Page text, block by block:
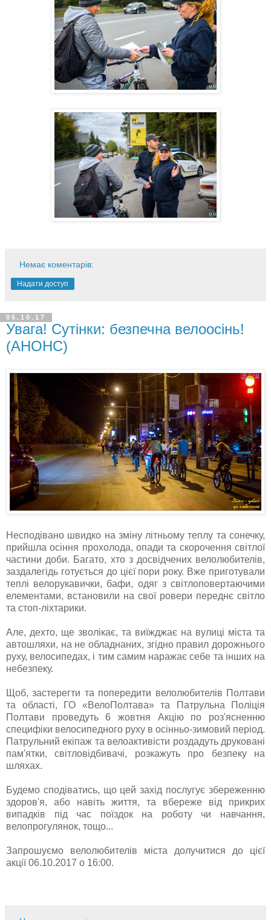
Немає коментарів:
Надати доступ
05.10.17
Увага! Cутінки: безпечна велоосінь!
(АНОНС)
Несподівано швидко на зміну літньому теплу та сонечку,
прийшла осіння прохолода, опади та скорочення світлої
частини доби. Багато, хто з досвідчених велолюбителів,
заздалегідь готується до цієї пори року. Вже приготували
теплі велорукавички, бафи, одяг з світлоповертаючими
елементами, встановили на свої ровери переднє світло
та стоп-ліхтарики.
Але, дехто, ще зволікає, та виїжджає на вулиці міста та
автошляхи, на не обладнаних, згідно правил дорожнього
руху, велосипедах, і тим самим наражає себе та інших на
небезпеку.
Щоб, застерегти та попередити велолюбителів Полтави
та області, ГО «ВелоПолтава» та Патрульна Поліція
Полтави проведуть 6 жовтня Акцію по роз'ясненню
специфіки велосипедного руху в осінньо-зимовий період.
Патрульний екіпаж та велоактивісти роздадуть друковані
пам'ятки, світловідбивачі, розкажуть про безпеку на
шляхах.
Будемо сподіватись, що цей захід послугує збереженню
здоров'я, або навіть життя, та вбереже від прикрих
випадків під час поїздок на роботу чи навчання,
велопрогулянок, тощо...
Запрошуємо велолюбителів міста долучитися до цієї
акції 06.10.2017 о 16:00.